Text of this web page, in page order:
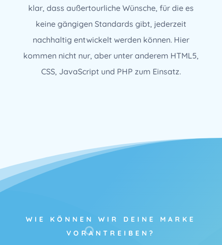
klar, dass außertourliche Wünsche, für die es
keine gängigen Standards gibt, jederzeit
nachhaltig entwickelt werden können. Hier
kommen nicht nur, aber unter anderem HTML5,
CSS, JavaScript und PHP zum Einsatz.
WIE KÖNNEN WIR DEINE MARKE
VORANTREIBEN?